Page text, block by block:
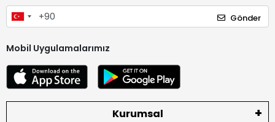
Gönder
Mobil Uygulamalarımız
Kurumsal